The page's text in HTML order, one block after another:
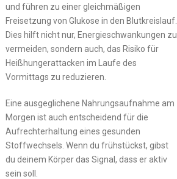
und führen zu einer gleichmäßigen
Freisetzung von Glukose in den Blutkreislauf.
Dies hilft nicht nur, Energieschwankungen zu
vermeiden, sondern auch, das Risiko für
Heißhungerattacken im Laufe des
Vormittags zu reduzieren.
Eine ausgeglichene Nahrungsaufnahme am
Morgen ist auch entscheidend für die
Aufrechterhaltung eines gesunden
Stoffwechsels. Wenn du frühstückst, gibst
du deinem Körper das Signal, dass er aktiv
sein soll.